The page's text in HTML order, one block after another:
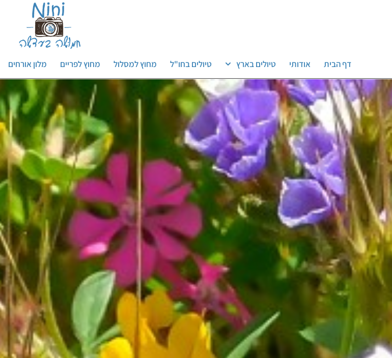
דף הבית אודותי טיולים בארץ טיולים בחו"ל מחוץ למסלול מחוץ לפריים מלון אורחים